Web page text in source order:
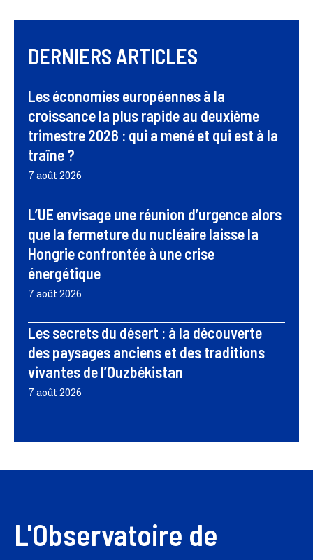
DERNIERS ARTICLES
Les économies européennes à la
croissance la plus rapide au deuxième
trimestre 2026 : qui a mené et qui est à la
traîne ?
7 août 2026
L’UE envisage une réunion d’urgence alors
que la fermeture du nucléaire laisse la
Hongrie confrontée à une crise
énergétique
7 août 2026
Les secrets du désert : à la découverte
des paysages anciens et des traditions
vivantes de l’Ouzbékistan
7 août 2026
L'Observatoire de